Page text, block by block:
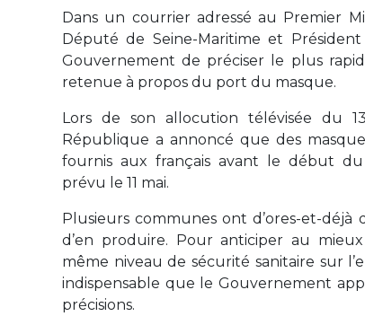
Dans un courrier adressé au Premier
Député de Seine-Maritime et Président
Gouvernement de préciser le plus
retenue à propos du port du masque.
Lors de son allocution télévisée du
République a annoncé que des
fournis aux français avant le début
prévu le 11 mai.
Plusieurs communes ont d’ores-et-déjà
d’en produire. Pour anticiper au
même niveau de sécurité sanitaire sur
indispensable que le Gouvernement
précisions.